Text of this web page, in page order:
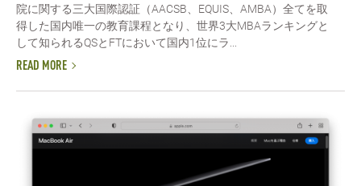
院に関する三大国際認証（AACSB、EQUIS、AMBA）全てを取
得した国内唯一の教育課程となり、世界3大MBAランキングと
して知られるQSとFTにおいて国内1位にラ...
READ MORE